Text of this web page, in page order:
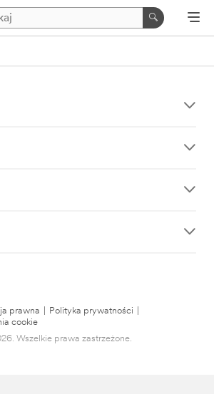
prawna Polityka prywatności
cookie
Wszelkie prawa zastrzeżone.